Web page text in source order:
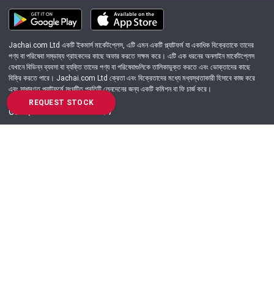
REQUEST STOCK
Jachai.com Ltd একটি ইকমার্স মার্কেটপ্লেস, এটি এমন একটি প্ল্যাটফর্ম যা একাধিক বিক্রেতাকে তাদের
পণ্য বা পরিষেবা সম্ভাব্য গ্রাহকদের কাছে অফার করতে সক্ষম করে। এটি এক ধরনের অনলাইন মার্কেটপ্লেস
যেখানে বিভিন্ন ব্যবসা বা ব্যক্তি তাদের পণ্য বা পরিষেবাগুলিকে তালিকাভুক্ত করতে এবং ভোক্তাদের কাছে
বিক্রি করতে পারে। Jachai.com Ltd ক্রেতা এবং বিক্রেতাদের মধ্যে মধ্যস্থতাকারী হিসাবে কাজ করে
এবং সাধারণত প্ল্যাটফর্মে সংঘটিত প্রতিটি লেনদেনের জন্য একটি কমিশন বা ফি চার্জ করে।
Got Question? Call us 24/7